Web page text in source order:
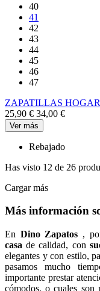
40
41
42
43
44
45
46
47
ZAPATILLAS
25,90 € 34,00 €
Ver más
Rebajado
Has visto 12 de 26
Cargar más
Más información
En Dino Zapatos ,
casa de calidad, con
elegantes y con estilo,
pasamos mucho
importante prestar
cómodos, o cuales son